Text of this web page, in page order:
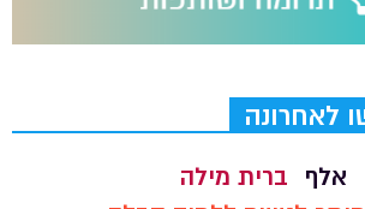
לאחרונה
אלף
ברית מילה